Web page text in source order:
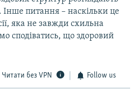
Інше питання – наскільки це
яка не завжди схильна
сподіватись, що здоровий
Читати без VPN Follow us